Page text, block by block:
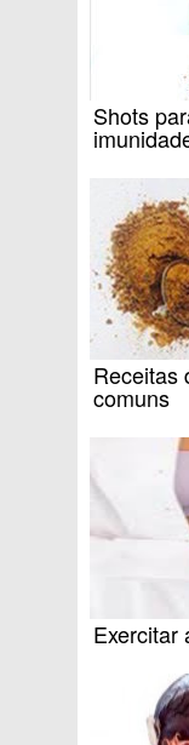
Shots
Receitas
comuns
Exercitar